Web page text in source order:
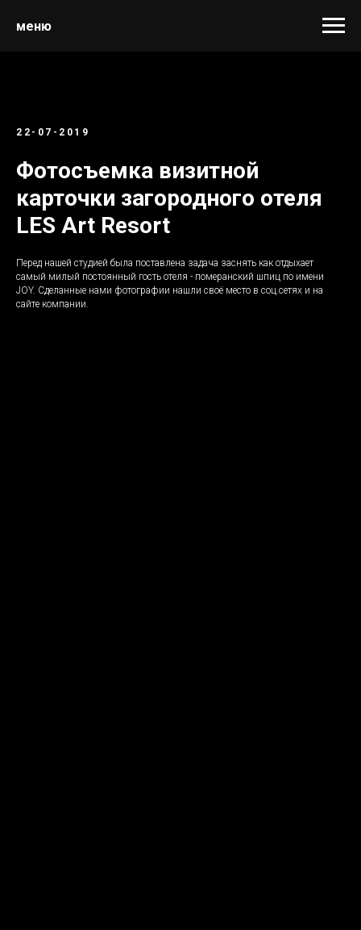
меню
22-07-2019
Фотосъемка визитной
карточки загородного отеля
LES Art Resort
Перед нашей студией была поставлена задача заснять как отдыхает
самый милый постоянный гость отеля - померанский шпиц по имени
JOY. Сделанные нами фотографии нашли своё место в соц.сетях и на
сайте компании.